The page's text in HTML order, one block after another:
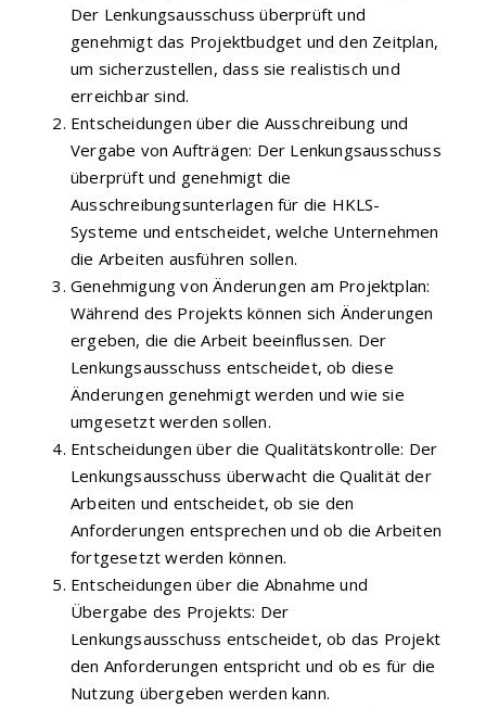
Der Lenkungsausschuss überprüft und
genehmigt das Projektbudget und den Zeitplan,
um sicherzustellen, dass sie realistisch und
erreichbar sind.
Entscheidungen über die Ausschreibung und
Vergabe von Aufträgen: Der Lenkungsausschuss
überprüft und genehmigt die
Ausschreibungsunterlagen für die HKLS-
Systeme und entscheidet, welche Unternehmen
die Arbeiten ausführen sollen.
Genehmigung von Änderungen am Projektplan:
Während des Projekts können sich Änderungen
ergeben, die die Arbeit beeinflussen. Der
Lenkungsausschuss entscheidet, ob diese
Änderungen genehmigt werden und wie sie
umgesetzt werden sollen.
Entscheidungen über die Qualitätskontrolle: Der
Lenkungsausschuss überwacht die Qualität der
Arbeiten und entscheidet, ob sie den
Anforderungen entsprechen und ob die Arbeiten
fortgesetzt werden können.
Entscheidungen über die Abnahme und
Übergabe des Projekts: Der
Lenkungsausschuss entscheidet, ob das Projekt
den Anforderungen entspricht und ob es für die
Nutzung übergeben werden kann.